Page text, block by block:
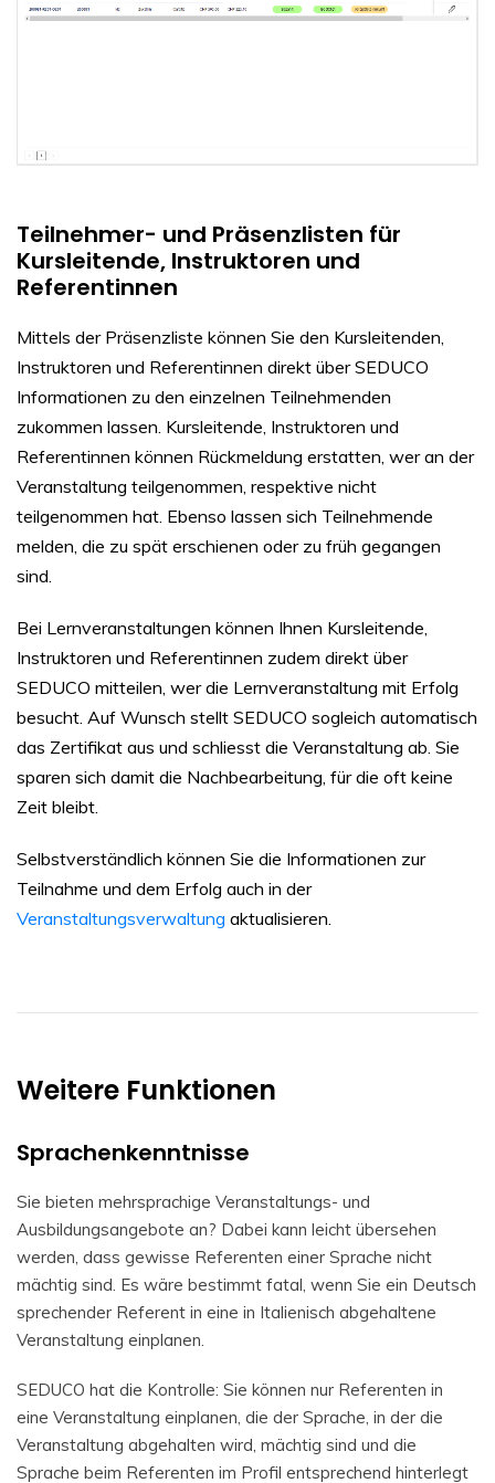
Teilnehmer- und Präsenzlisten für
Kursleitende, Instruktoren und
Referentinnen
Mittels der Präsenzliste können Sie den Kursleitenden,
Instruktoren und Referentinnen direkt über SEDUCO
Informationen zu den einzelnen Teilnehmenden
zukommen lassen. Kursleitende, Instruktoren und
Referentinnen können Rückmeldung erstatten, wer an der
Veranstaltung teilgenommen, respektive nicht
teilgenommen hat. Ebenso lassen sich Teilnehmende
melden, die zu spät erschienen oder zu früh gegangen
sind.
Bei Lernveranstaltungen können Ihnen Kursleitende,
Instruktoren und Referentinnen zudem direkt über
SEDUCO mitteilen, wer die Lernveranstaltung mit Erfolg
besucht. Auf Wunsch stellt SEDUCO sogleich automatisch
das Zertifikat aus und schliesst die Veranstaltung ab. Sie
sparen sich damit die Nachbearbeitung, für die oft keine
Zeit bleibt.
Selbstverständlich können Sie die Informationen zur
Teilnahme und dem Erfolg auch in der
Veranstaltungsverwaltung aktualisieren.
Weitere Funktionen
Sprachenkenntnisse
Sie bieten mehrsprachige Veranstaltungs- und
Ausbildungsangebote an? Dabei kann leicht übersehen
werden, dass gewisse Referenten einer Sprache nicht
mächtig sind. Es wäre bestimmt fatal, wenn Sie ein Deutsch
sprechender Referent in eine in Italienisch abgehaltene
Veranstaltung einplanen.
SEDUCO hat die Kontrolle: Sie können nur Referenten in
eine Veranstaltung einplanen, die der Sprache, in der die
Veranstaltung abgehalten wird, mächtig sind und die
Sprache beim Referenten im Profil entsprechend hinterlegt